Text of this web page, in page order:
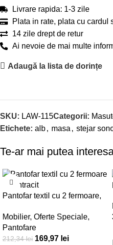
Livrare rapida: 1-3 zile
Plata in rate, plata cu cardul
14 zile drept de retur
Ai nevoie de mai multe
Adaugă la lista de dorințe
SKU: LAW-115Categorii:
Etichete: alb, masa , stejar
Te-ar mai putea
-20%
Pantofar textil cu 2 fermoare,
Mobilier, Oferte Speciale,
Pantofare
212,34lei 169,97 lei